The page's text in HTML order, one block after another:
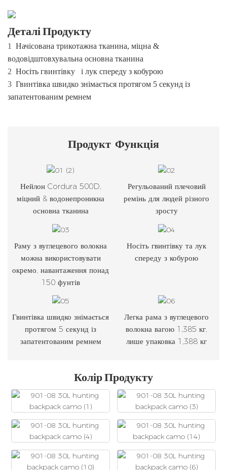
Деталі Продукту
1
Начісована трикотажна тканина, міцна &
водовідштовхувальна основна тканина
2 Носіть гвинтівку
і лук спереду з кобурою
3 Гвинтівка швидко знімається протягом 5 секунд із
запатентованим ремнем
Продукт Функція
Нейлон Cordura 500D,
міцний & водонепроникна
основна тканина
Регульований плечовий
ремінь для людей різного
зросту
Раму з вуглецевого волокна
можна використовувати
окремо, навантаження понад
150 фунтів
Носіть гвинтівку та лук
спереду з кобурою
Гвинтівка швидко знімається
протягом 5 секунд із
запатентованим ремнем
Легка рама з вуглецевого
волокна вагою 1,385 кг,
лише упаковка 1,388 кг
Колір Продукту